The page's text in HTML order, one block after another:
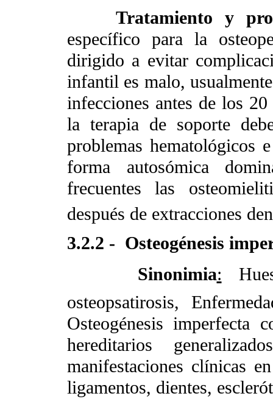
Tratamiento y
específico para la
dirigido a evitar
infantil es malo,
infecciones antes de los 20
la terapia de soporte
problemas hematológicos
forma autosómica
frecuentes las
después de extracciones
3.2.2 - Osteogénesis
Sinonimia:
osteopsatirosis,
Osteogénesis imperfecta
hereditarios
manifestaciones clínicas
ligamentos, dientes,